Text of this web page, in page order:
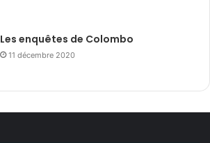
Les enquêtes de Colombo
11 décembre 2020